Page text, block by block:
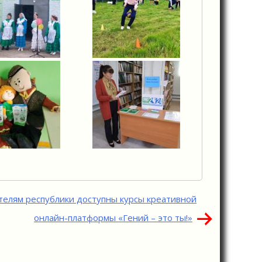
республики доступны курсы креативной
онлайн-платформы «Гений – это ты!»